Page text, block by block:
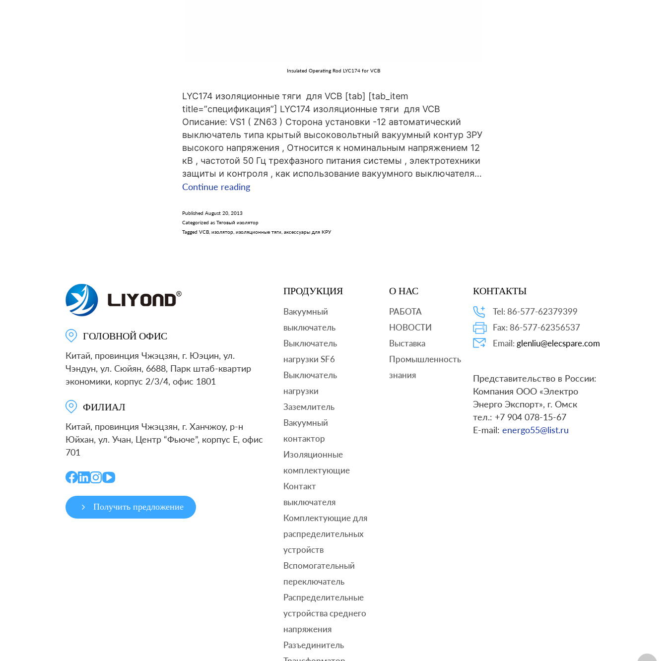
Insulated Operating Rod LYC174 for VCB
LYC174 изоляционные тяги для VCB [tab] [tab_item
title=”спецификация”] LYC174 изоляционные тяги для VCB
Описание: VS1 ( ZN63 ) Сторона установки -12 автоматический
выключатель типа крытый высоковольтный вакуумный контур ЗРУ
высокого напряжения , Относится к номинальным напряжением 12
кВ , частотой 50 Гц трехфазного питания системы , электротехники
защиты и контроля , как использование вакуумного выключателя…
Continue readingLYC174
для
VCB
Published August 20, 2013
Categorized as Тяговый изолятор
Tagged VCB изолятор изоляционные тяги аксессуары для КРУ
ГОЛОВНОЙ ОФИС
Китай, провинция Чжэцзян, г. Юэцин, ул.
Чэндун, ул. Сюйян, 6688, Парк штаб-квартир
экономики, корпус 2/3/4, офис 1801
ФИЛИАЛ
Китай, провинция Чжэцзян, г. Ханчжоу, р-н
Юйхан, ул. Учан, Центр “Фьюче”, корпус E, офис
701
Получить предложение
ПРОДУКЦИЯ
Вакуумный
выключатель
Выключатель
нагрузки SF6
Выключатель
нагрузки
Заземлитель
Вакуумный
контактор
Изоляционные
комплектующие
Контакт
выключателя
Комплектующие для
распределительных
устройств
Вспомогательный
переключатель
Распределительные
устройства среднего
напряжения
Разъединитель
О НАС
РАБОТА
НОВОСТИ
Выставка
Промышленность
знания
КОНТАКТЫ
Tel: 86-577-62379399
Fax: 86-577-62356537
Email: glenliu@elecspare.com
Представительство в России:
Компания ООО «Электро
Энерго Экспорт», г. Омск
тел.: +7 904 078-15-67
E-mail: energo55@list.ru